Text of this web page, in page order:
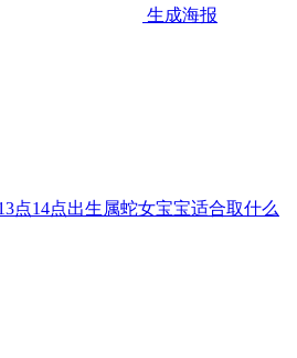
生成海报
点14点出生属蛇女宝宝适合取什么